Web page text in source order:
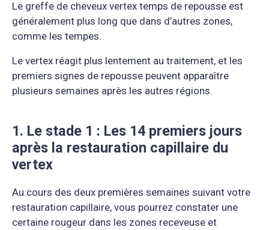
Le greffe de cheveux vertex temps de repousse est
généralement plus long que dans d’autres zones,
comme les tempes.
Le vertex réagit plus lentement au traitement, et les
premiers signes de repousse peuvent apparaître
plusieurs semaines après les autres régions.
1. Le stade 1 : Les 14 premiers jours
après la restauration capillaire du
vertex
Au cours des deux premières semaines suivant votre
restauration capillaire, vous pourrez constater une
certaine rougeur dans les zones receveuse et